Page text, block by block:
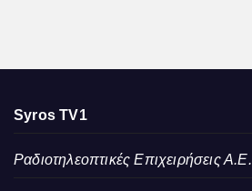
Syros TV1
Ραδιοτηλεοπτικές Επιχειρήσεις Α.Ε.